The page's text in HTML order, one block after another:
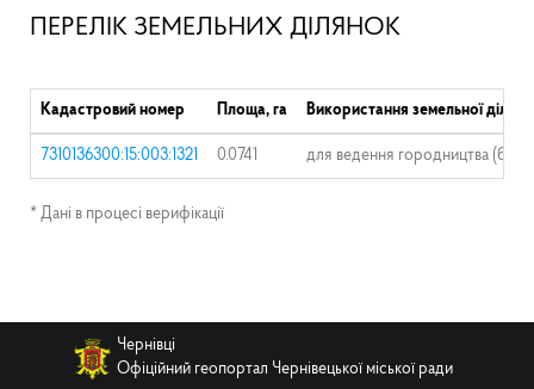
ПЕРЕЛІК ЗЕМЕЛЬНИХ ДІЛЯНОК
Кадастровий номер Площа, га Використання земельної
7310136300:15:003:1321 0.0741 для ведення городництва (без
* Дані в процесі верифікації
Чернівці
Офіційний геопортал Чернівецької міської ради